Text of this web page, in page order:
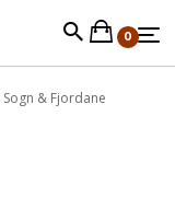
0
Sogn & Fjordane